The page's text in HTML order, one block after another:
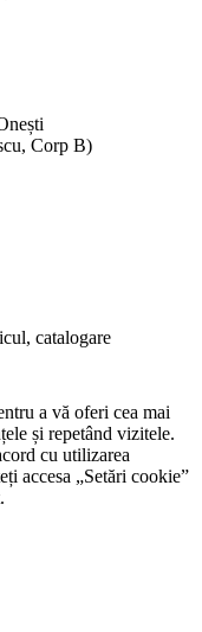
Corp B)
catalogare
a vă oferi cea mai
și repetând vizitele.
cu utilizarea
accesa „Setări cookie”